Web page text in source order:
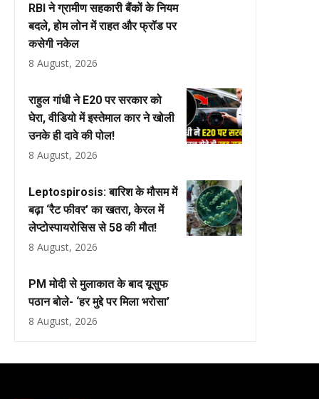
RBI ने ग्रामीण सहकारी बैंकों के नियम
बदले, होम लोन में राहत और फ्रॉड पर
कसेगी नकेल
8 August, 2026
राहुल गांधी ने E20 पर सरकार को
घेरा, वीडियो में इस्तेमाल कार ने खोली
उनके ही दावे की पोल!
8 August, 2026
Leptospirosis: बारिश के मौसम में
बढ़ा ‘रैट फीवर’ का खतरा, केरल में
लेप्टोस्पायरोसिस से 58 की मौत!
8 August, 2026
PM मोदी से मुलाकात के बाद यूसुफ
पठान बोले- ‘हर मुद्दे पर मिला भरोसा’
8 August, 2026